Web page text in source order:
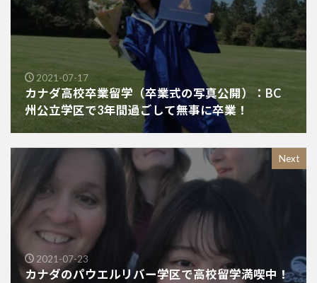
2021-07-17
カナダ高校卒業留学（卒業式の写真公開）：BC
州公立学区で3年間過ごして無事に卒業！
Next
2021-07-23
カナダのパウエルリバー学区で高校留学満喫中！